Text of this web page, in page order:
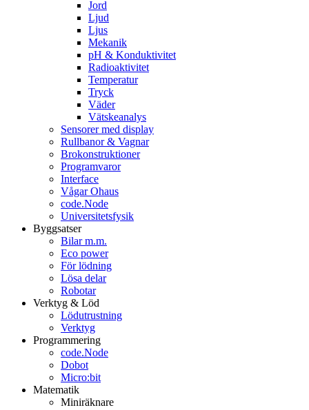
Jord
Ljud
Ljus
Mekanik
pH & Konduktivitet
Radioaktivitet
Temperatur
Tryck
Väder
Vätskeanalys
Sensorer med display
Rullbanor & Vagnar
Brokonstruktioner
Programvaror
Interface
Vågar Ohaus
code.Node
Universitetsfysik
Byggsatser
Bilar m.m.
Eco power
För lödning
Lösa delar
Robotar
Verktyg & Löd
Lödutrustning
Verktyg
Programmering
code.Node
Dobot
Micro:bit
Matematik
Miniräknare